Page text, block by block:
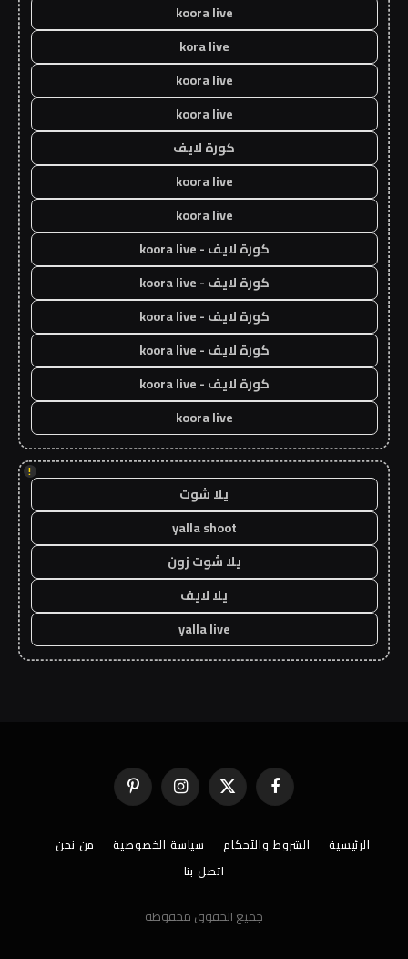
koora live
kora live
koora live
koora live
كورة لايف
koora live
koora live
كورة لايف - koora live
كورة لايف - koora live
كورة لايف - koora live
كورة لايف - koora live
كورة لايف - koora live
koora live
!
يلا شوت
yalla shoot
يلا شوت زون
يلا لايف
yalla live
فيسبوك X
(Twitter)
الانستغرامبينتيريست
الرئيسية الشروط والأحكام سياسة الخصوصية
من نحن
اتصل بنا
جميع الحقوق محفوظة